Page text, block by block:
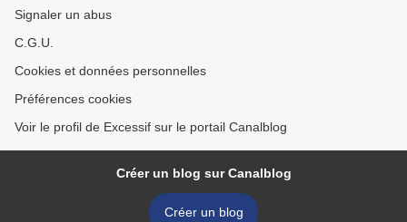
Signaler un abus
C.G.U.
Cookies et données personnelles
Préférences cookies
Voir le profil de Excessif sur le portail Canalblog
Créer un blog sur Canalblog
Créer un blog